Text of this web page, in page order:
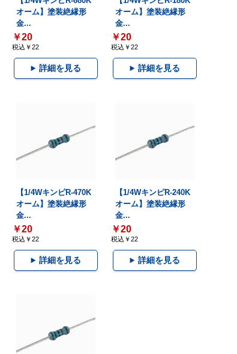
オーム】塗装絶縁形
金...
￥20
税込￥22
詳細を見る
オーム】塗装絶縁形
金...
￥20
税込￥22
詳細を見る
【1/4WキンピR-470K
オーム】塗装絶縁形
金...
￥20
税込￥22
詳細を見る
【1/4WキンピR-240K
オーム】塗装絶縁形
金...
￥20
税込￥22
詳細を見る